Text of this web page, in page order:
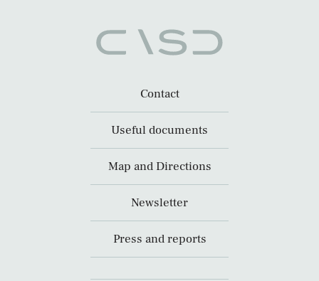
Contact
Useful documents
Map and Directions
Newsletter
Press and reports